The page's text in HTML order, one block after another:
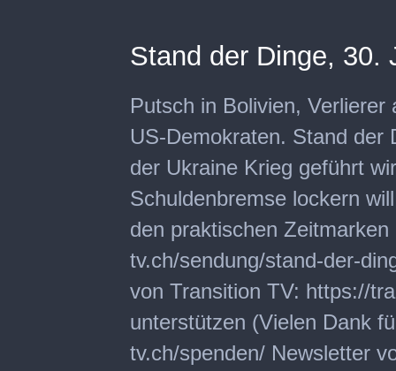
Stand der Dinge, 30.
Putsch in Bolivien,
US-Demokraten. Stand der
der Ukraine Krieg geführt
Schuldenbremse lockern
den praktischen
tv.ch/sendung/stand-der-
von Transition TV: https://
unterstützen (Vielen Dank
tv.ch/spenden/ Newsletter